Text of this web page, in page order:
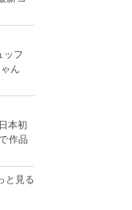
ッフ
ん
本初
作品
と見る